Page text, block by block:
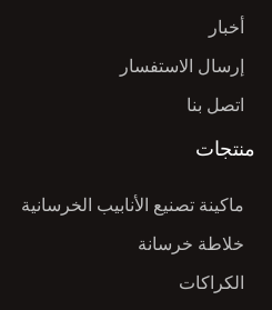
أخبار
إرسال الاستفسار
اتصل بنا
منتجات
ماكينة تصنيع الأنابيب الخرسانية
خلاطة خرسانة
الكراكات